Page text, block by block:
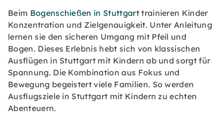
Beim Bogenschießen in Stuttgarttrainieren Kinder
Konzentration und Zielgenauigkeit. Unter Anleitung
lernen sie den sicheren Umgang mit Pfeil und
Bogen. Dieses Erlebnis hebt sich von klassischen
Ausflügen in Stuttgart mit Kindern ab und sorgt für
Spannung. Die Kombination aus Fokus und
Bewegung begeistert viele Familien. So werden
Ausflugsziele in Stuttgart mit Kindern zu echten
Abenteuern.